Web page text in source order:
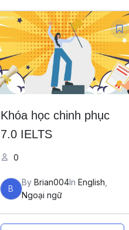
Khóa học chinh phục
7.0 IELTS
0
B
By Brian004In English
Ngoại ngữ